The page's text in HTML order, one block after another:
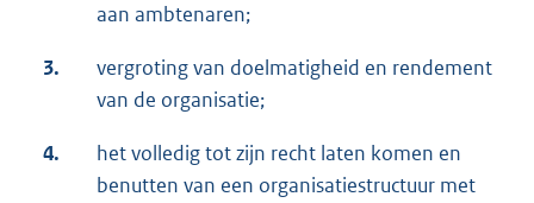
aan ambtenaren;
3.
vergroting van doelmatigheid en rendement
van de organisatie;
4.
het volledig tot zijn recht laten komen en
benutten van een organisatiestructuur met